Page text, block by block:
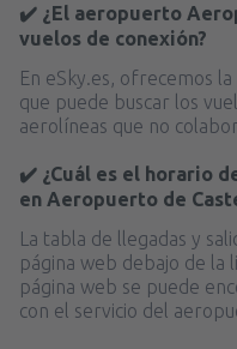
✔️ ¿El aeropuerto
vuelos de conexión?
En eSky.es, ofrecemos
que puede buscar los
aerolíneas que no
✔️ ¿Cuál es el horario
en Aeropuerto de
La tabla de llegadas y
página web debajo de la
página web se puede
con el servicio del